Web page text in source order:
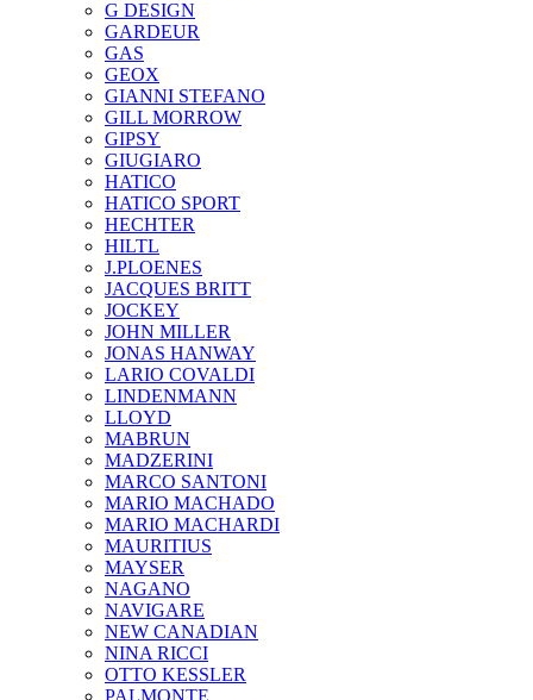
G DESIGN
GARDEUR
GAS
GEOX
GIANNI STEFANO
GILL MORROW
GIPSY
GIUGIARO
HATICO
HATICO SPORT
HECHTER
HILTL
J.PLOENES
JAСQUES BRITT
JOCKEY
JOHN MILLER
JONAS HANWAY
LARIO COVALDI
LINDENMANN
LLOYD
MABRUN
MADZERINI
MARCO SANTONI
MARIO MACHADO
MARIO MACHARDI
MAURITIUS
MAYSER
NAGANO
NAVIGARE
NEW CANADIAN
NINA RICCI
OTTO KESSLER
PALMONTE